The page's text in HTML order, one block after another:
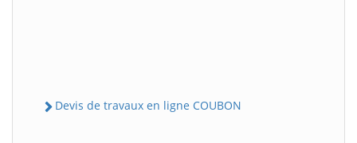
Devis de travaux en ligne COUBON